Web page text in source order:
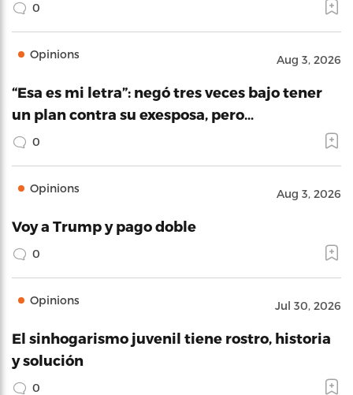
0
Opinions Aug 3, 2026
“Esa es mi letra”: negó tres veces bajo tener
un plan contra su exesposa, pero…
0
Opinions Aug 3, 2026
Voy a Trump y pago doble
0
Opinions Jul 30, 2026
El sinhogarismo juvenil tiene rostro, historia
y solución
0